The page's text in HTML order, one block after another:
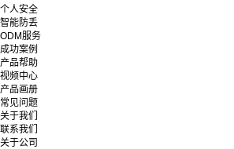
个人安全
智能防丢
ODM服务
成功案例
产品帮助
视频中心
产品画册
常见问题
关于我们
联系我们
关于公司